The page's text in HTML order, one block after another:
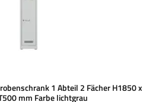
1 Abteil 2 Fächer H1850 x
mm Farbe lichtgrau